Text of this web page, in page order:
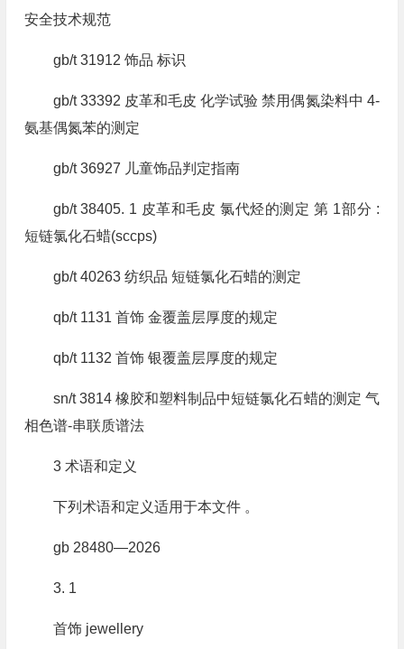
安全技术规范
gb/t 31912 饰品 标识
gb/t 33392 皮革和毛皮 化学试验 禁用偶氮染料中 4-
氨基偶氮苯的测定
gb/t 36927 儿童饰品判定指南
gb/t 38405. 1 皮革和毛皮 氯代烃的测定 第 1部分 :
短链氯化石蜡(sccps)
gb/t 40263 纺织品 短链氯化石蜡的测定
qb/t 1131 首饰 金覆盖层厚度的规定
qb/t 1132 首饰 银覆盖层厚度的规定
sn/t 3814 橡胶和塑料制品中短链氯化石蜡的测定 气
相色谱-串联质谱法
3 术语和定义
下列术语和定义适用于本文件 。
gb 28480—2026
3. 1
首饰 jewellery